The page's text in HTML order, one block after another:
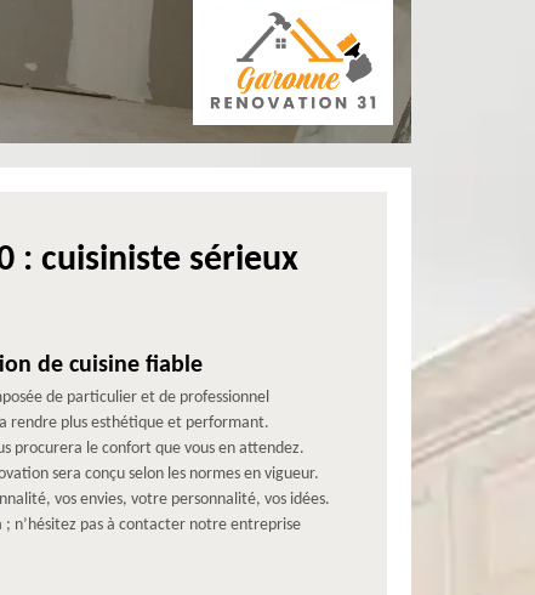
: cuisiniste sérieux
de cuisine fiable
de particulier et de professionnel
rendre plus esthétique et performant.
procurera le confort que vous en attendez.
sera conçu selon les normes en vigueur.
vos envies, votre personnalité, vos idées.
n’hésitez pas à contacter notre entreprise